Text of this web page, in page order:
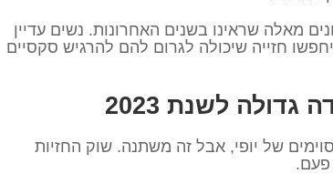
לשנת 2023 אינם שונים מאלה שראינו בשנים האחרונות. נשים עדיין
חזייה שיכולה לגרום להם להרגיש סקסיים
לשנת 2023
של יופי, אבל זה משתנה. שוק החזיות
פעם.